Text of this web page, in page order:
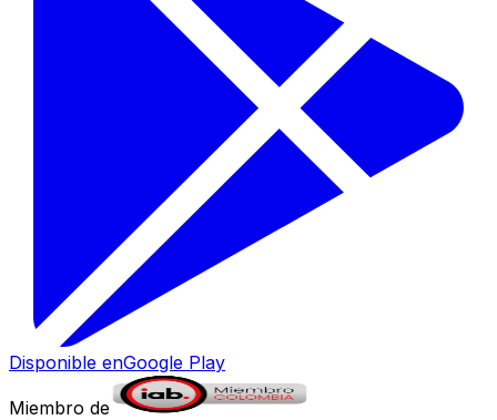
Disponible enGoogle Play
Miembro de